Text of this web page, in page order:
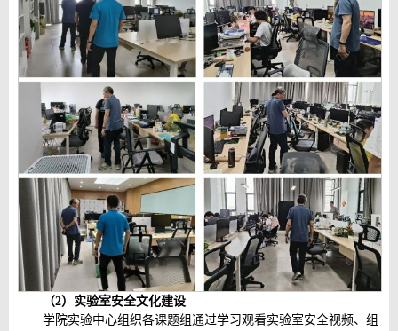
（2）实验室安全文化建设
学院实验中心组织各课题组通过学习观看实验室安全视频、组